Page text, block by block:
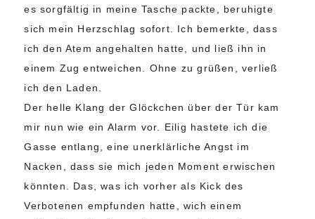
es sorgfältig in meine Tasche packte, beruhigte
sich mein Herzschlag sofort. Ich bemerkte, dass
ich den Atem angehalten hatte, und ließ ihn in
einem Zug entweichen. Ohne zu grüßen, verließ
ich den Laden.
Der helle Klang der Glöckchen über der Tür kam
mir nun wie ein Alarm vor. Eilig hastete ich die
Gasse entlang, eine unerklärliche Angst im
Nacken, dass sie mich jeden Moment erwischen
könnten. Das, was ich vorher als Kick des
Verbotenen empfunden hatte, wich einem